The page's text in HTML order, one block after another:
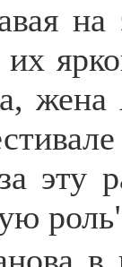
жена
эту